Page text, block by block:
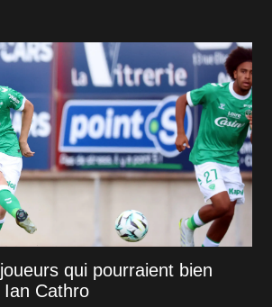
qui pourraient bien
Cathro